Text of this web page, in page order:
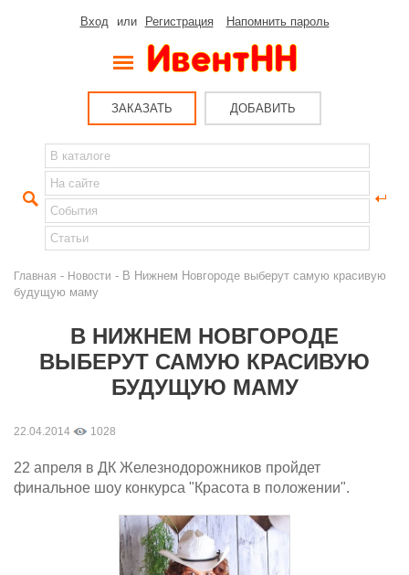
Вход или Регистрация Напомнить пароль
ЗАКАЗАТЬ ДОБАВИТЬ
Главная - Новости - В Нижнем Новгороде выберут самую красивую
будущую маму
В НИЖНЕМ НОВГОРОДЕ
ВЫБЕРУТ САМУЮ КРАСИВУЮ
БУДУЩУЮ МАМУ
22.04.2014 1028
22 апреля в ДК Железнодорожников пройдет
финальное шоу конкурса "Красота в положении".